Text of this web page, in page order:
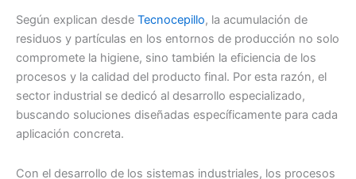
Según explican desde Tecnocepillo, la acumulación de
residuos y partículas en los entornos de producción no solo
compromete la higiene, sino también la eficiencia de los
procesos y la calidad del producto final. Por esta razón, el
sector industrial se dedicó al desarrollo especializado,
buscando soluciones diseñadas específicamente para cada
aplicación concreta.
Con el desarrollo de los sistemas industriales, los procesos